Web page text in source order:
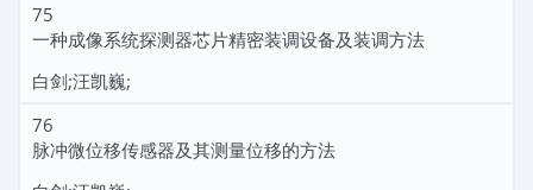
75
一种成像系统探测器芯片精密装调设备及装调方法
白剑;汪凯巍;
76
脉冲微位移传感器及其测量位移的方法